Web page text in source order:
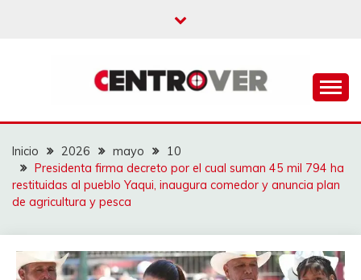
CENTROVER
NOTICIAS
Inicio 2026 mayo
10
Presidenta firma decreto por el cual suman 45 mil 794 ha
restituidas al pueblo Yaqui, inaugura comedor y anuncia plan
de agricultura y pesca